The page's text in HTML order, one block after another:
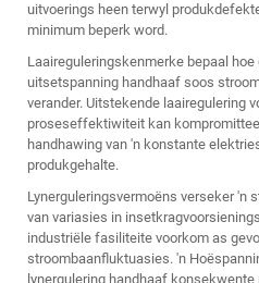
uitvoerings heen terwyl
minimum beperk word.
Laaireguleringskenmerke bepaal
uitsetspanning handhaaf soos
verander. Uitstekende laairegulering
proseseffektiwiteit kan
handhawing van 'n konstante
produkgehalte.
Lynerguleringsvermoëns verseker 'n
van variasies in
industriële fasiliteite voorkom as
stroombaanfluktuasies. 'n
lynergulering handhaaf